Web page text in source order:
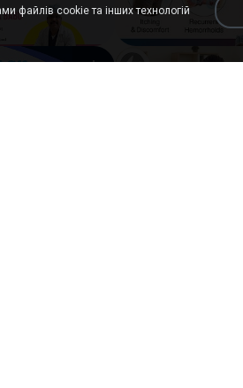
файлів cookie та інших технологій